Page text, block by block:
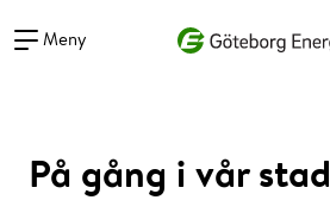
Meny
På gång i vår stad